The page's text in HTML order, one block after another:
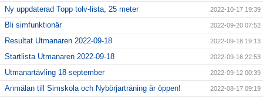
Ny uppdaterad Topp tolv-lista, 25 meter 2022-10-17 19:39
Bli simfunktionär 2022-09-20 07:52
Resultat Utmanaren 2022-09-18 2022-09-18 19:13
Startlista Utmanaren 2022-09-18 2022-09-16 22:53
Utmanartävling 18 september 2022-09-12 00:39
Anmälan till Simskola och Nybörjarträning är öppen! 2022-08-17 09:19